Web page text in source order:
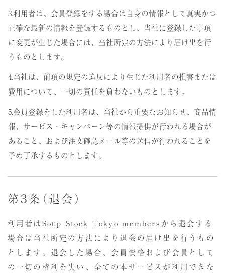
3.利用者は、会員登録をする場合は自身の情報として真実かつ
正確な最新の情報を登録するものとし、当社に登録した事項
に変更が生じた場合には、当社所定の方法により届け出を行
うものとします。
4.当社は、前項の規定の違反により生じた利用者の損害または
費用について、一切の責任を負わないものとします。
5.会員登録をした利用者は、当社から重要なお知らせ、商品情
報、サービス・キャンペーン等の情報提供が行われる場合が
あること、および注文確認メール等の送信が行われることを
予め了承するものとします。
第３条（退会）
利用者はSoup Stock Tokyo membersから退会する
場合は当社所定の方法により退会の届け出を行うもの
とします。退会した場合、会員資格および会員として
の一切の権利を失い、全ての本サービスが利用できな